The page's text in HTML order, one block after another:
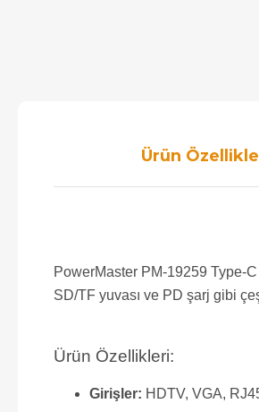
Ürün
PowerMaster PM-19259 Type-
SD/TF yuvası ve PD şarj gibi
Ürün Özellikleri:
Girişler: HDTV, VGA,